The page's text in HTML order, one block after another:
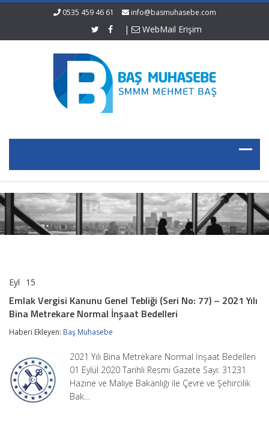
0535 459 46 61 info@basmuhasebe.com
| WebMail Erişim
Eyl 15
Kanunu
Genel
(Seri
–
2021
Yılı
Bina
Emlak Vergisi Kanunu Genel Tebliği (Seri No: 77) – 2021 Yılı
Bina Metrekare Normal İnşaat Bedelleri
Haberi Ekleyen: Baş Muhasebe
2021 Yılı Bina Metrekare Normal İnşaat Bedelleri
01 Eylül 2020 Tarihli Resmi Gazete Sayı: 31231
Hazine ve Maliye Bakanlığı ile Çevre ve Şehircilik
Bak…